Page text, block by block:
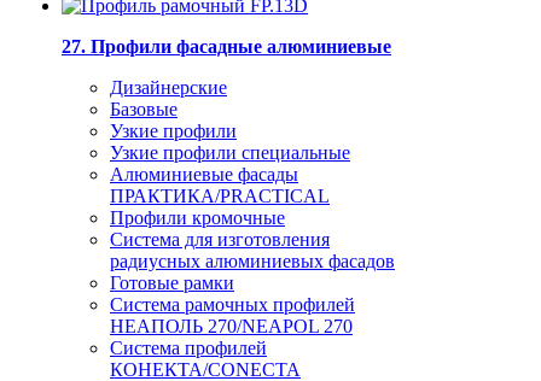
27. Профили фасадные алюминиевые
Дизайнерские
Базовые
Узкие профили
Узкие профили специальные
Алюминиевые фасады
ПРАКТИКА/PRACTICAL
Профили кромочные
Система для изготовления
радиусных алюминиевых фасадов
Готовые рамки
Система рамочных профилей
НЕАПОЛЬ 270/NEAPOL 270
Система профилей
КОНЕКТА/CONECTA